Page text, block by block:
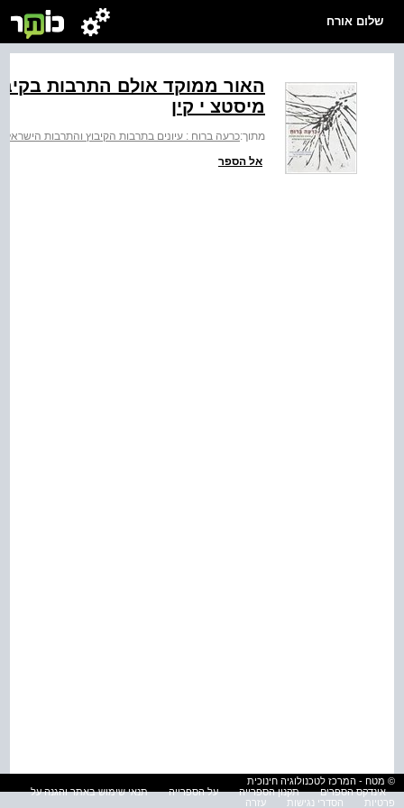
שלום אורח
האור ממוקד אולם התרבות
מיסטצ י קין
מתוך:כרעה ברוח : עיונים בתרבות הקיבוץ והתרבות
אל הספר
© מטח - המרכז לטכנולוגיה חינוכית
אינדקס הספרים
תקנון הספרייה על הספרייה
תנאי שימוש באתר והגנה על
פרטיות
הסדרי נגישות עזרה